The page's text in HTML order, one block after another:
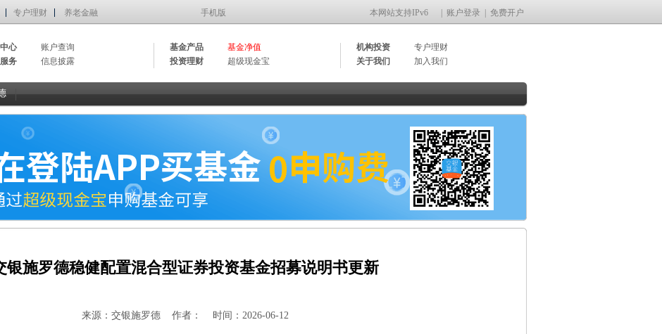
专户理财 养老金融 手机版 本网站支持IPv6 账户登录 免费开户
心
账户查询
务
信息披露
基金产品
基金净值
投资理财
超级现金宝
机构投资
专户理财
关于我们
加入我们
银施罗德稳健配置混合型证券投资基金招募说明书更新
来源：交银施罗德 作者： 时间：2026-06-12